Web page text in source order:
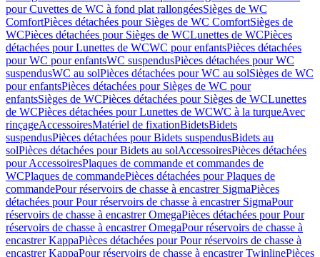
pour Cuvettes de WC à fond plat rallongéesSièges de WC
ComfortPièces détachées pour Sièges de WC ComfortSièges de
WCPièces détachées pour Sièges de WCLunettes de WCPièces
détachées pour Lunettes de WCWC pour enfantsPièces détachées
pour WC pour enfantsWC suspendusPièces détachées pour WC
suspendusWC au solPièces détachées pour WC au solSièges de WC
pour enfantsPièces détachées pour Sièges de WC pour
enfantsSièges de WCPièces détachées pour Sièges de WCLunettes
de WCPièces détachées pour Lunettes de WCWC à la turqueAvec
rinçageAccessoiresMatériel de fixationBidetsBidets
suspendusPièces détachées pour Bidets suspendusBidets au
solPièces détachées pour Bidets au solAccessoiresPièces détachées
pour AccessoiresPlaques de commande et commandes de
WCPlaques de commandePièces détachées pour Plaques de
commandePour réservoirs de chasse à encastrer SigmaPièces
détachées pour Pour réservoirs de chasse à encastrer SigmaPour
réservoirs de chasse à encastrer OmegaPièces détachées pour Pour
réservoirs de chasse à encastrer OmegaPour réservoirs de chasse à
encastrer KappaPièces détachées pour Pour réservoirs de chasse à
encastrer KappaPour réservoirs de chasse à encastrer TwinlinePièces